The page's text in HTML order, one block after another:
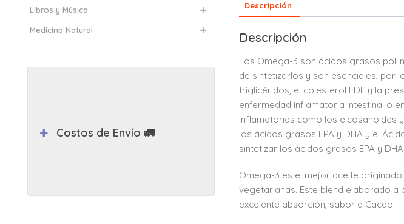
Descripción
Descripción
Los Omega-3 son ácidos grasos
de sintetizarlos y son esenciales, por
triglicéridos, el colesterol LDL y la
enfermedad inflamatoria intestinal o
inflamatorias como los eicosanoides
los ácidos grasos EPA y DHA y el
sintetizar los ácidos grasos EPA y
Omega-3 es el mejor aceite
vegetarianas. Este blend elaborado
excelente absorción, sabor a Cacao.
Libros y Música
Medicina Natural
Costos de Envío 🚛